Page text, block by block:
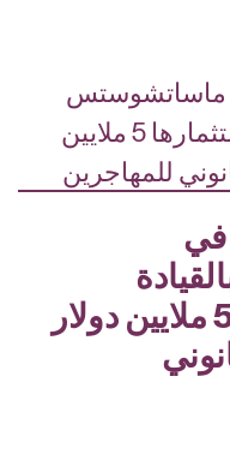
في
التشريعية لاستثمارها 5 ملايين دولار